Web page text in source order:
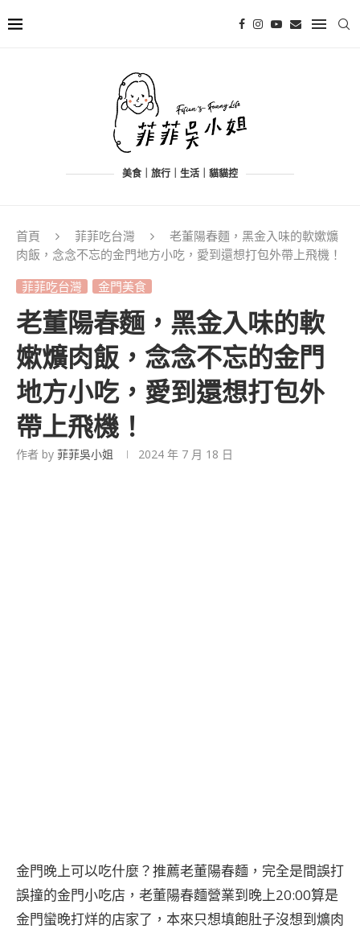
美食｜旅行｜生活｜貓貓控
首頁 菲菲吃台灣
老董陽春麵，黑金入味的軟嫰爌
肉飯，念念不忘的金門地方小吃，愛到還想打包外帶上飛機！
菲菲吃台灣
金門美食
老董陽春麵，黑金入味的軟
嫰爌肉飯，念念不忘的金門
地方小吃，愛到還想打包外
帶上飛機！
作者 by 菲菲吳小姐 2024 年 7 月 18 日
金門晚上可以吃什麼？推薦老董陽春麵，完全是間誤打
誤撞的金門小吃店，老董陽春麵營業到晚上20:00算是
金門蠻晚打烊的店家了，本來只想填飽肚子沒想到爌肉